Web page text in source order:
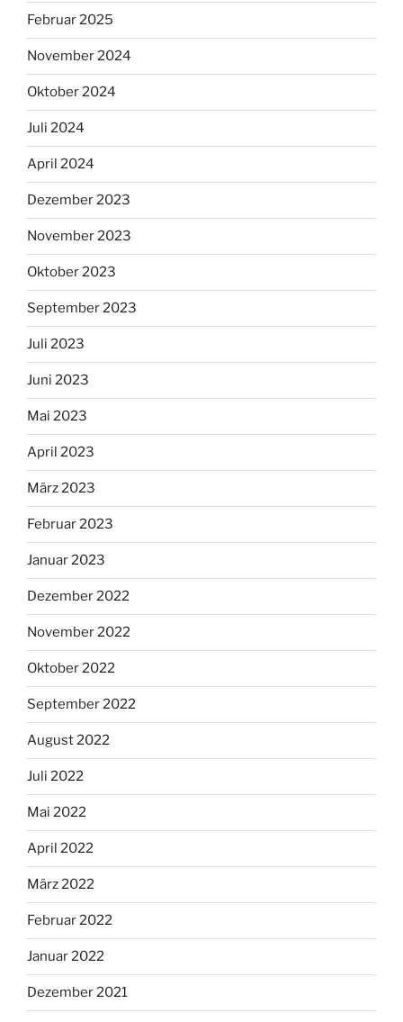
Februar 2025
November 2024
Oktober 2024
Juli 2024
April 2024
Dezember 2023
November 2023
Oktober 2023
September 2023
Juli 2023
Juni 2023
Mai 2023
April 2023
März 2023
Februar 2023
Januar 2023
Dezember 2022
November 2022
Oktober 2022
September 2022
August 2022
Juli 2022
Mai 2022
April 2022
März 2022
Februar 2022
Januar 2022
Dezember 2021